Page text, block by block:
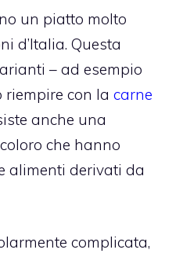
un piatto molto
d’Italia. Questa
– ad esempio
riempire con la carne
anche una
che hanno
alimenti derivati da
complicata,